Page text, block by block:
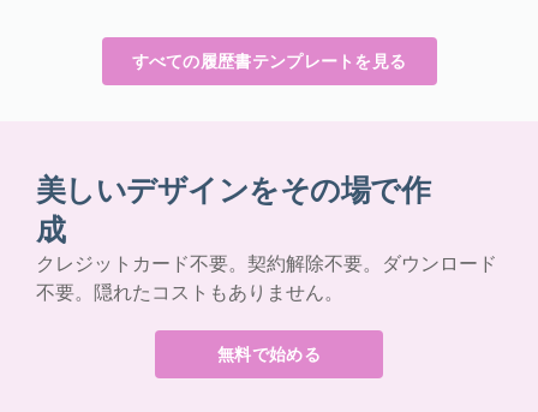
すべての履歴書テンプレートを見る
美しいデザインをその場で作
成
クレジットカード不要。契約解除不要。ダウンロード
不要。隠れたコストもありません。
無料で始める